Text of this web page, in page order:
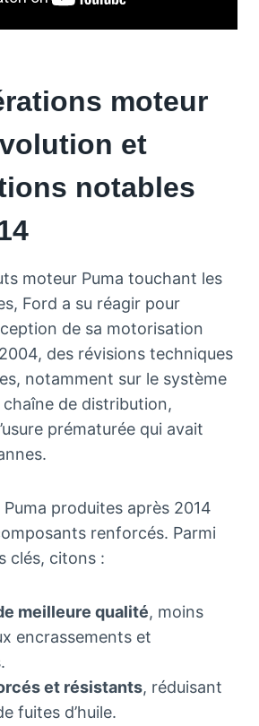
moteur
et
notables
moteur Puma touchant les
Ford a su réagir pour
de sa motorisation
des révisions techniques
notamment sur le système
de distribution,
prématurée qui avait
produites après 2014
renforcés. Parmi
clés, citons :
meilleure qualité, moins
encrassements et
et résistants, réduisant
fuites d’huile.